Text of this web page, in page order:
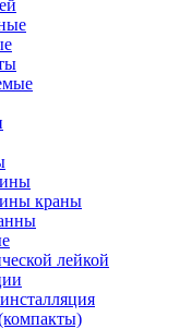
краны
лейкой